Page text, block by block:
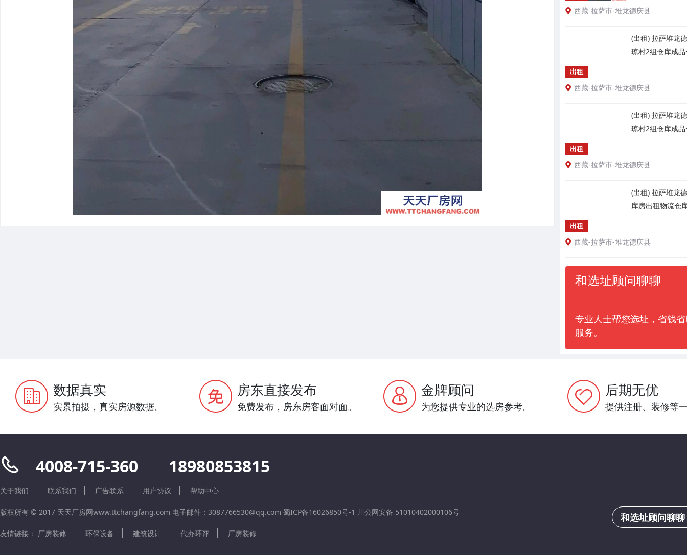
西藏-拉萨市-堆龙德庆县
出租
(出租) 拉萨堆龙
琼村2组仓库成
西藏-拉萨市-堆龙德庆县
出租
(出租) 拉萨堆龙
琼村2组仓库成
西藏-拉萨市-堆龙德庆县
出租
(出租) 拉萨堆龙
库房出租物流仓
西藏-拉萨市-堆龙德庆县
和选址顾问聊聊
专业人士帮您选址，省钱
服务。
数据真实
实景拍摄，真实房源数据。
房东直接发布
免费发布，房东房客面对面。
金牌顾问
为您提供专业的选房参考。
后期无优
提供注册、装修等
4008-715-360 18980853815
关于我们 联系我们 广告联系 用户协议 帮助中心
版权所有 © 2017 天天厂房网www.ttchangfang.com 电子邮件：3087766530@qq.com 蜀ICP备16026850号-1 川公网安备 51010402000106号
友情链接： 厂房装修 环保设备 建筑设计 代办环评 厂房装修
和选址顾问聊聊